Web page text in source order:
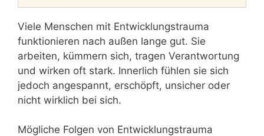
Viele Menschen mit Entwicklungstrauma
funktionieren nach außen lange gut. Sie
arbeiten, kümmern sich, tragen Verantwortung
und wirken oft stark. Innerlich fühlen sie sich
jedoch angespannt, erschöpft, unsicher oder
nicht wirklich bei sich.
Mögliche Folgen von Entwicklungstrauma